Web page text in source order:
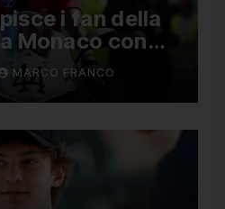
i fan della
Monaco con
edizione
MARCO FRANCO